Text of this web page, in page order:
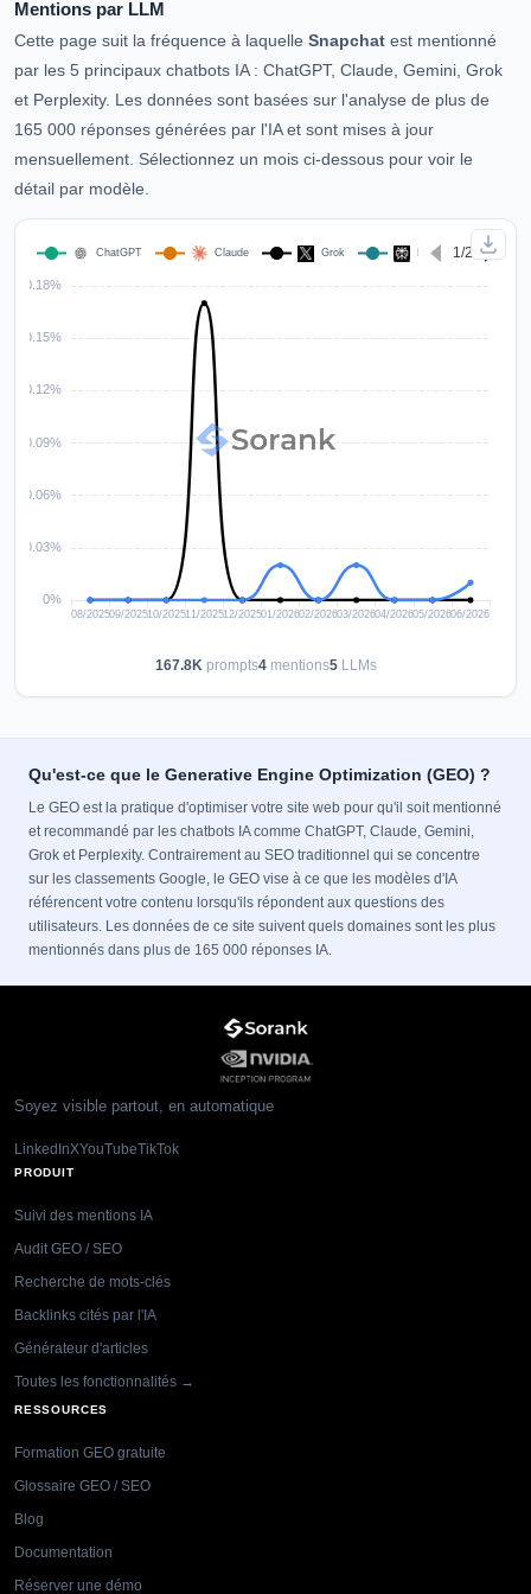
Mentions par LLM
Cette page suit la fréquence à laquelle Snapchat est mentionné
par les 5 principaux chatbots IA : ChatGPT, Claude, Gemini, Grok
et Perplexity. Les données sont basées sur l'analyse de plus de
165 000 réponses générées par l'IA et sont mises à jour
mensuellement. Sélectionnez un mois ci-dessous pour voir le
détail par modèle.
167.8Kprompts4mentions5LLMs
Qu'est-ce que le Generative Engine Optimization (GEO) ?
Le GEO est la pratique d'optimiser votre site web pour qu'il soit mentionné
et recommandé par les chatbots IA comme ChatGPT, Claude, Gemini,
Grok et Perplexity. Contrairement au SEO traditionnel qui se concentre
sur les classements Google, le GEO vise à ce que les modèles d'IA
référencent votre contenu lorsqu'ils répondent aux questions des
utilisateurs. Les données de ce site suivent quels domaines sont les plus
mentionnés dans plus de 165 000 réponses IA.
Soyez visible partout, en automatique
LinkedInXYouTubeTikTok
PRODUIT
Suivi des mentions IA
Audit GEO / SEO
Recherche de mots-clés
Backlinks cités par l'IA
Générateur d'articles
Toutes les fonctionnalités →
RESSOURCES
Formation GEO gratuite
Glossaire GEO / SEO
Blog
Documentation
Réserver une démo